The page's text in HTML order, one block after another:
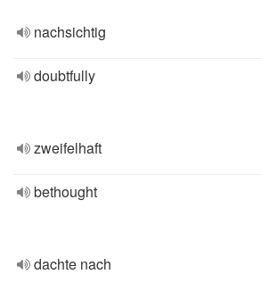
nachsichtig
doubtfully
zweifelhaft
bethought
dachte nach